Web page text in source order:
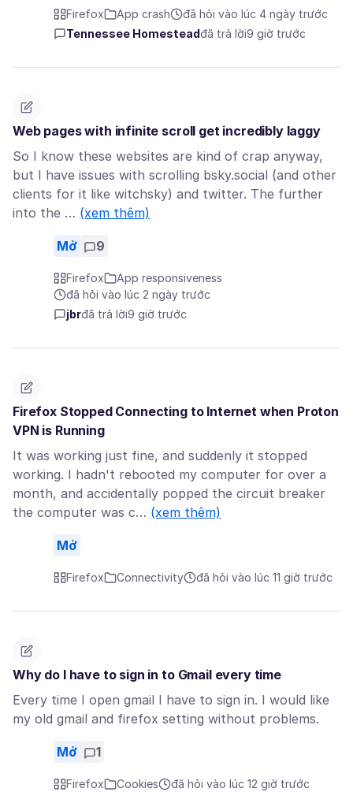
Firefox App crash
đã hỏi vào lúc 4 ngày trước
Tennessee Homesteadđã trả lời9 giờ trước
Web pages with infinite scroll get incredibly laggy
So I know these websites are kind of crap anyway,
but I have issues with scrolling bsky.social (and other
clients for it like witchsky) and twitter. The further
into the … (xem thêm)
Mở 9
Firefox
App responsiveness
đã hỏi vào lúc 2 ngày trước
jbrđã trả lời9 giờ trước
Firefox Stopped Connecting to Internet when Proton
VPN is Running
It was working just fine, and suddenly it stopped
working. I hadn't rebooted my computer for over a
month, and accidentally popped the circuit breaker
the computer was c… (xem thêm)
Mở
Firefox Connectivity đã hỏi vào lúc 11 giờ trước
Why do I have to sign in to Gmail every time
Every time I open gmail I have to sign in. I would like
my old gmail and firefox setting without problems.
Mở 1
Firefox Cookies
đã hỏi vào lúc 12 giờ trước